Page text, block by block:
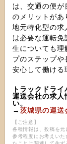
は、交通の便
のメリットがあ
地元特化型の求
は必要な運転
生についても理
プのステップや
安心して働ける
トラックドラ
運送会社の求人
い。
→ 茨城県の運送
【ご注意】
各種情報は、投稿を元
参考程度にお考えいた